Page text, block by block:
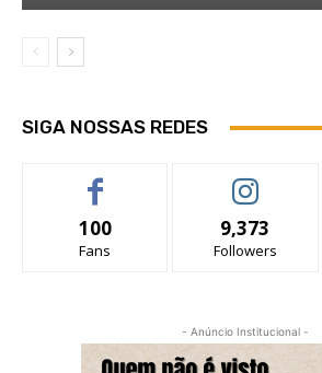
SIGA NOSSAS REDES
100
Fans
9,373
Followers
- Anúncio Institucional -